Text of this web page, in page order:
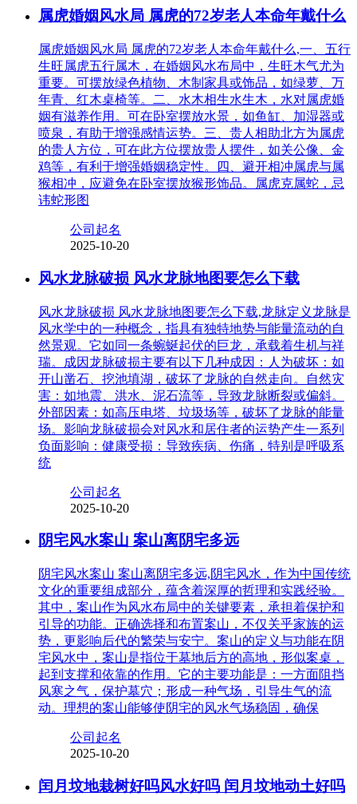
属虎婚姻风水局 属虎的72岁老人本命年戴什么
属虎婚姻风水局 属虎的72岁老人本命年戴什么,一、五行
生旺属虎五行属木，在婚姻风水布局中，生旺木气尤为
重要。可摆放绿色植物、木制家具或饰品，如绿萝、万
年青、红木桌椅等。二、水木相生水生木，水对属虎婚
姻有滋养作用。可在卧室摆放水景，如鱼缸、加湿器或
喷泉，有助于增强感情运势。三、贵人相助北方为属虎
的贵人方位，可在此方位摆放贵人摆件，如关公像、金
鸡等，有利于增强婚姻稳定性。四、避开相冲属虎与属
猴相冲，应避免在卧室摆放猴形饰品。属虎克属蛇，忌
讳蛇形图
公司起名
2025-10-20
风水龙脉破损 风水龙脉地图要怎么下载
风水龙脉破损 风水龙脉地图要怎么下载,龙脉定义龙脉是
风水学中的一种概念，指具有独特地势与能量流动的自
然景观。它如同一条蜿蜒起伏的巨龙，承载着生机与祥
瑞。成因龙脉破损主要有以下几种成因：人为破坏：如
开山凿石、挖池填湖，破坏了龙脉的自然走向。自然灾
害：如地震、洪水、泥石流等，导致龙脉断裂或偏斜。
外部因素：如高压电塔、垃圾场等，破坏了龙脉的能量
场。影响龙脉破损会对风水和居住者的运势产生一系列
负面影响：健康受损：导致疾病、伤痛，特别是呼吸系
统
公司起名
2025-10-20
阴宅风水案山 案山离阴宅多远
阴宅风水案山 案山离阴宅多远,阴宅风水，作为中国传统
文化的重要组成部分，蕴含着深厚的哲理和实践经验。
其中，案山作为风水布局中的关键要素，承担着保护和
引导的功能。正确选择和布置案山，不仅关乎家族的运
势，更影响后代的繁荣与安宁。案山的定义与功能在阴
宅风水中，案山是指位于墓地后方的高地，形似案桌，
起到支撑和依靠的作用。它的主要功能是：一方面阻挡
风寒之气，保护墓穴；形成一种气场，引导生气的流
动。理想的案山能够使阴宅的风水气场稳固，确保
公司起名
2025-10-20
闰月坟地栽树好吗风水好吗 闰月坟地动土好吗